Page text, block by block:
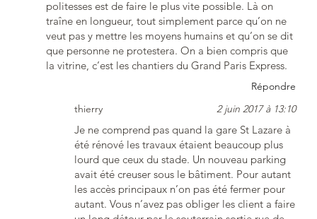
politesses est de faire le plus vite possible. Là on
traîne en longueur, tout simplement parce qu’on ne
veut pas y mettre les moyens humains et qu’on se dit
que personne ne protestera. On a bien compris que
la vitrine, c’est les chantiers du Grand Paris Express.
Répondre
thierry
2 juin 2017 à 13:10
Je ne comprend pas quand la gare St Lazare à
été rénové les travaux étaient beaucoup plus
lourd que ceux du stade. Un nouveau parking
avait été creuser sous le bâtiment. Pour autant
les accès principaux n’on pas été fermer pour
autant. Vous n’avez pas obliger les client a faire